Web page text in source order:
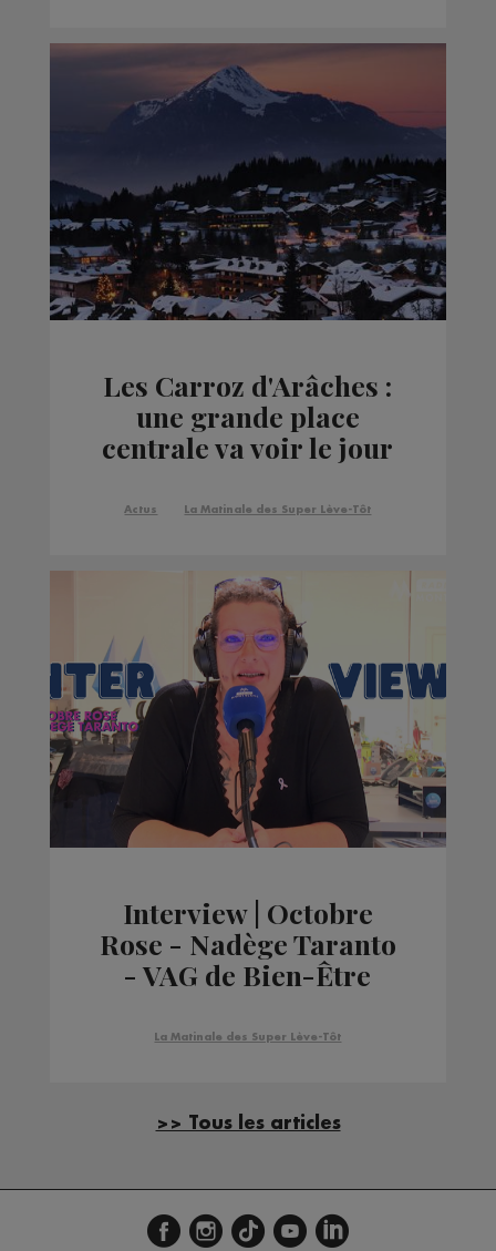
Les Carroz d'Arâches :
une grande place
centrale va voir le jour
Actus La Matinale des Super Lève-Tôt
Interview | Octobre
Rose - Nadège Taranto
- VAG de Bien-Être
La Matinale des Super Lève-Tôt
>> Tous les articles